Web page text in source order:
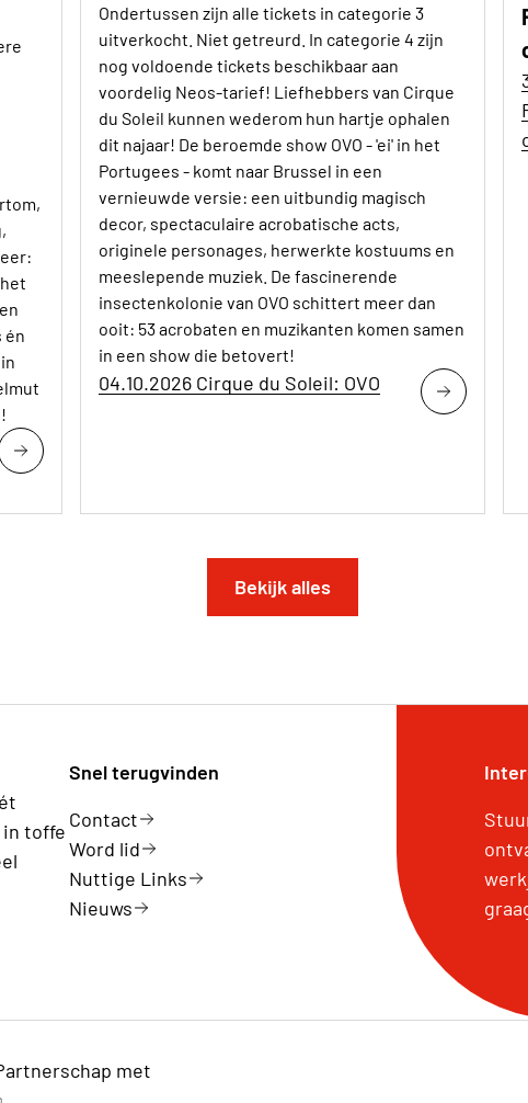
én
Ondertussen zijn alle tickets in categorie 3
uitverkocht. Niet getreurd. In categorie 4 zijn
nog voldoende tickets beschikbaar aan
voordelig Neos-tarief! Liefhebbers van Cirque
du Soleil kunnen wederom hun hartje ophalen
dit najaar! De beroemde show OVO - 'ei' in het
Portugees - komt naar Brussel in een
vernieuwde versie: een uitbundig magisch
decor, spectaculaire acrobatische acts,
originele personages, herwerkte kostuums en
meeslepende muziek. De fascinerende
insectenkolonie van OVO schittert meer dan
ooit: 53 acrobaten en muzikanten komen samen
in een show die betovert!
04.10.2026 Cirque du Soleil: OVO
Bekijk alles
in toffe
Snel terugvinden
Contact
Word lid
Nuttige Links
Nieuws
met